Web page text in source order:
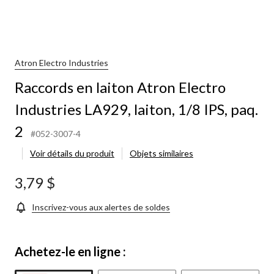
Atron Electro Industries
Raccords en laiton Atron Electro
Industries LA929, laiton, 1/8 IPS, paq.
2
#052-3007-4
Voir détails du produit
Objets similaires
3,79 $
Inscrivez-vous aux alertes de soldes
Achetez-le en ligne :